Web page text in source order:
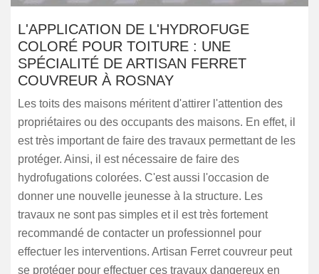
L'APPLICATION DE L'HYDROFUGE
COLORÉ POUR TOITURE : UNE
SPÉCIALITÉ DE ARTISAN FERRET
COUVREUR À ROSNAY
Les toits des maisons méritent d'attirer l'attention des
propriétaires ou des occupants des maisons. En effet, il
est très important de faire des travaux permettant de les
protéger. Ainsi, il est nécessaire de faire des
hydrofugations colorées. C'est aussi l'occasion de
donner une nouvelle jeunesse à la structure. Les
travaux ne sont pas simples et il est très fortement
recommandé de contacter un professionnel pour
effectuer les interventions. Artisan Ferret couvreur peut
se protéger pour effectuer ces travaux dangereux en